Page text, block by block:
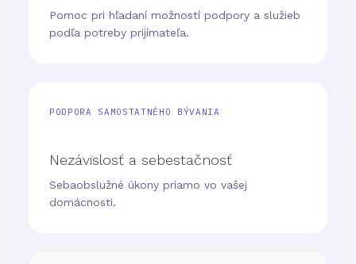
Pomoc pri hľadaní možností podpory a služieb
podľa potreby prijímateľa.
PODPORA SAMOSTATNÉHO BÝVANIA
Nezávislosť a sebestačnosť
Sebaobslužné úkony priamo vo vašej
domácnosti.